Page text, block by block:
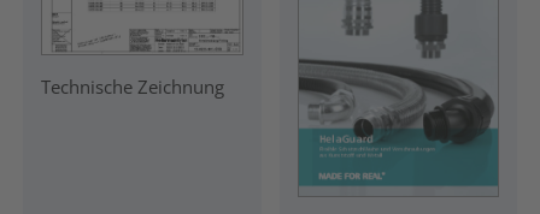
Technische Zeichnung